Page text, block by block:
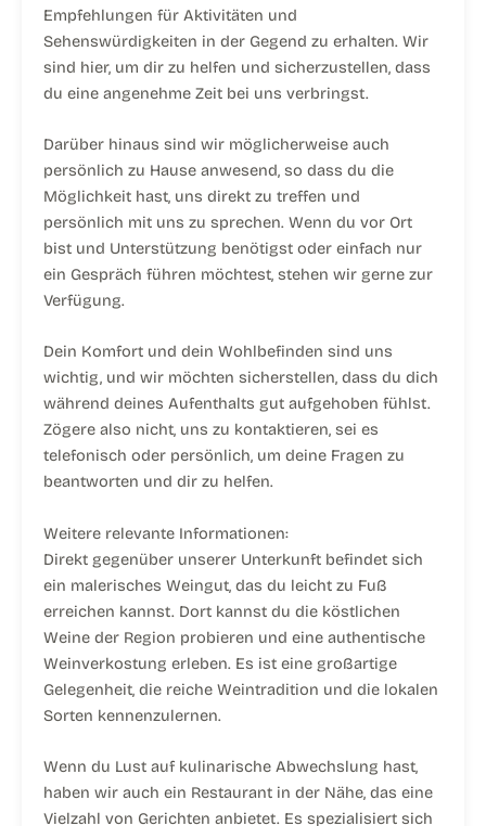
Empfehlungen für Aktivitäten und
Sehenswürdigkeiten in der Gegend zu erhalten. Wir
sind hier, um dir zu helfen und sicherzustellen, dass
du eine angenehme Zeit bei uns verbringst.
Darüber hinaus sind wir möglicherweise auch
persönlich zu Hause anwesend, so dass du die
Möglichkeit hast, uns direkt zu treffen und
persönlich mit uns zu sprechen. Wenn du vor Ort
bist und Unterstützung benötigst oder einfach nur
ein Gespräch führen möchtest, stehen wir gerne zur
Verfügung.
Dein Komfort und dein Wohlbefinden sind uns
wichtig, und wir möchten sicherstellen, dass du dich
während deines Aufenthalts gut aufgehoben fühlst.
Zögere also nicht, uns zu kontaktieren, sei es
telefonisch oder persönlich, um deine Fragen zu
beantworten und dir zu helfen.
Weitere relevante Informationen:
Direkt gegenüber unserer Unterkunft befindet sich
ein malerisches Weingut, das du leicht zu Fuß
erreichen kannst. Dort kannst du die köstlichen
Weine der Region probieren und eine authentische
Weinverkostung erleben. Es ist eine großartige
Gelegenheit, die reiche Weintradition und die lokalen
Sorten kennenzulernen.
Wenn du Lust auf kulinarische Abwechslung hast,
haben wir auch ein Restaurant in der Nähe, das eine
Vielzahl von Gerichten anbietet. Es spezialisiert sich